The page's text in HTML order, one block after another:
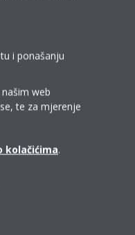
i ponašanju
web
te za mjerenje
kolačićima.